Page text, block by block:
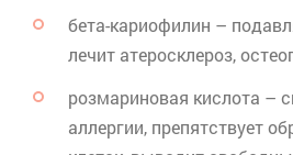
бета-кариофилин –
лечит атеросклероз,
розмариновая кислота –
аллергии, препятствует